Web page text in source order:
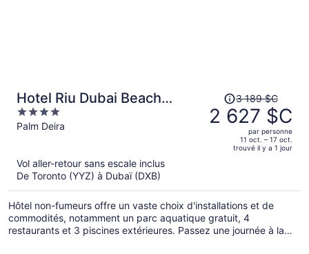
Hotel Riu Dubai Beach
Resort - All Inclusive
4
out
Palm Deira
prix
était
de 3 189 $C,
de 2 627 $C
par
personne.
3 189 $C
2 627 $C
par personne
11 oct. – 17 oct.
trouvé il y a 1 jour
Vol aller-retour sans escale inclus
De Toronto (YYZ) à Dubaï (DXB)
Hôtel non-fumeurs offre un vaste choix d'installations et de
commodités, notamment un parc aquatique gratuit, 4
restaurants et 3 piscines extérieures. Passez une journée à la